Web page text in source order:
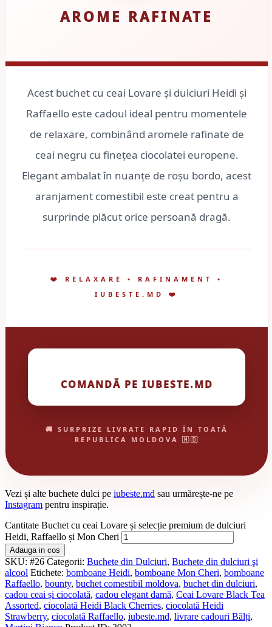
AROME RAFINATE
Acest buchet cu ceai Lovare și dulciuri Heidi și
Raffaello este cadoul ideal pentru momentele
de relaxare, combinând aromele rafinate de
ceai negru cu finețea ciocolatei europene.
Elegant ambalat în nuanțe de roșu bordo, acest
aranjament comestibil este creat pentru a
surprinde plăcut orice persoană dragă.
❤️ RELAXARE • RAFINAMENT •
IUBESTE.MD ❤️
COMANDĂ PE IUBESTE.MD
🚚 SURPRIZE LIVRATE RAPID ÎN TOATĂ
REPUBLICA MOLDOVA 🇲🇩
Vezi și alte buchete dulci pe iubeste.md sau urmărește-ne pe
Instagram pentru inspirație.
Cantitate Buchet cu ceai Lovare și selecție premium de dulciuri
Heidi, Raffaello și Mon Cheri
Adauga in cos
SKU: #26 Categorii: Buchete din Dulciuri, Buchete din dulciuri şi
alcool Etichete: bomboane Heidi, bomboane Mon Cheri, bomboane
Raffaello, bounty, buchet comestibil moldova, buchet din dulciuri,
cadou ceai și ciocolată, cadou elegant damă, Ceai Lovare Black Tea
Assorted, ciocolată Heidi Black Cherries, ciocolată Heidi
Strawberry, ciocolată Raffaello, iubeste.md, livrare cadouri Bălți,